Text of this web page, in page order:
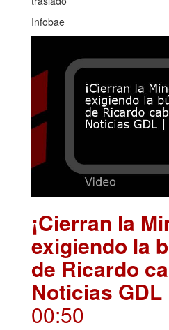
Infobae
¡Cierran la
exigiendo la
de Ricardo
Noticias
00:50